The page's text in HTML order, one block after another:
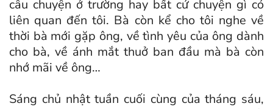
câu chuyện ở trường hay bất cứ chuyện gì có
liên quan đến tôi. Bà còn kể cho tôi nghe về
thời bà mới gặp ông, về tình yêu của ông dành
cho bà, về ánh mắt thuở ban đầu mà bà còn
nhớ mãi về ông…
Sáng chủ nhật tuần cuối cùng của tháng sáu,